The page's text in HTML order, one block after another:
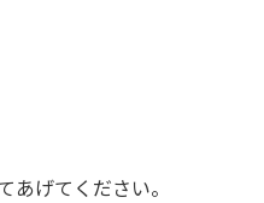
げてください。